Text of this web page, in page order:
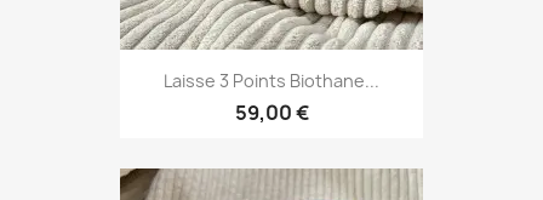
Laisse 3 Points Biothane...
59,00 €